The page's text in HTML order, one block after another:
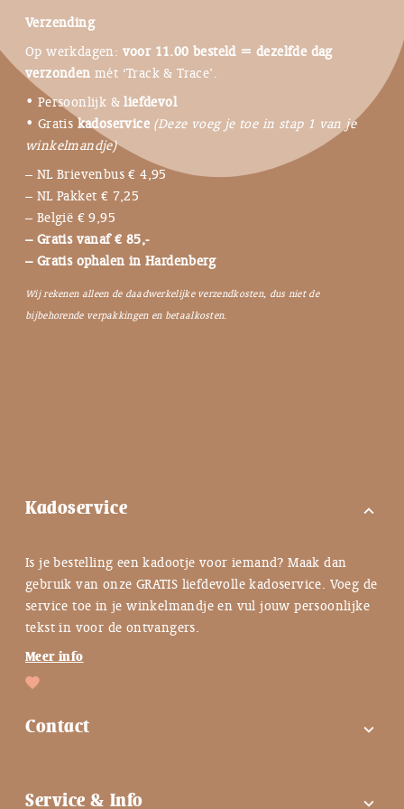
Verzending
Op werkdagen: voor 11.00 besteld = dezelfde dag
verzonden mét ‘Track & Trace’.
• Persoonlijk &liefdevol
• Gratis kadoservice (Deze voeg je toe in stap 1 van je
winkelmandje)
– NL Brievenbus € 4,95
– NL Pakket € 7,25
– België € 9,95
– Gratis vanaf € 85,-
– Gratis ophalen in Hardenberg
Wij rekenen alleen de daadwerkelijke verzendkosten, dus niet de
bijbehorende verpakkingen en betaalkosten.
Kadoservice expand_more
Is je bestelling een kadootje voor iemand? Maak dan
gebruik van onze GRATIS liefdevolle kadoservice. Voeg de
service toe in je winkelmandje en vul jouw persoonlijke
tekst in voor de ontvangers.
Meer info
Contact expand_more
Service & Info expand_more